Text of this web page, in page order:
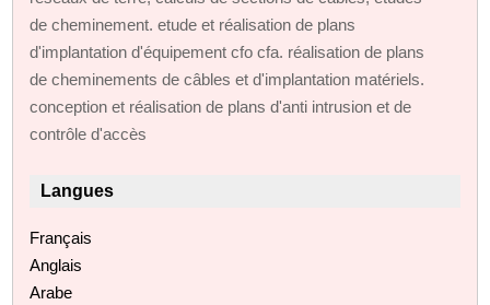
de cheminement. etude et réalisation de plans
d'implantation d'équipement cfo cfa. réalisation de plans
de cheminements de câbles et d'implantation matériels.
conception et réalisation de plans d'anti intrusion et de
contrôle d'accès
Langues
Français
Anglais
Arabe